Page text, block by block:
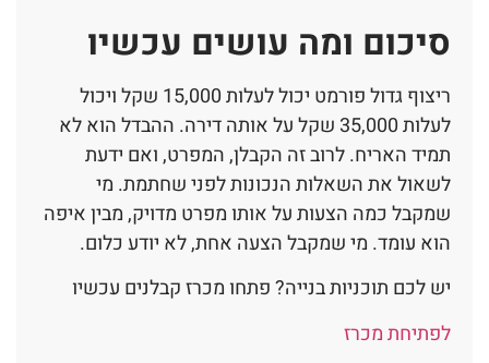
סיכום ומה עושים עכשיו
ריצוף גדול פורמט יכול לעלות 15,000 שקל ויכול
לעלות 35,000 שקל על אותה דירה. ההבדל הוא לא
תמיד האריח. לרוב זה הקבלן, המפרט, ואם ידעת
לשאול את השאלות הנכונות לפני שחתמת. מי
שמקבל כמה הצעות על אותו מפרט מדויק, מבין איפה
הוא עומד. מי שמקבל הצעה אחת, לא יודע כלום.
יש לכם תוכניות בנייה? פתחו מכרז קבלנים עכשיו
לפתיחת מכרז